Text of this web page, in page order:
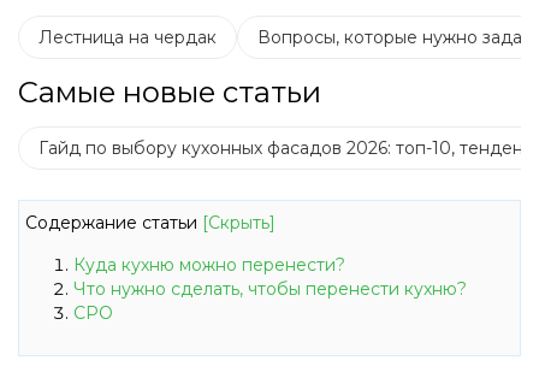
Лестница на чердак Вопросы, которые нужно
Самые новые статьи
Гайд по выбору кухонных фасадов 2026: топ-10,
Содержание статьи [Скрыть]
Куда кухню можно перенести?
Что нужно сделать, чтобы перенести кухню?
СРО